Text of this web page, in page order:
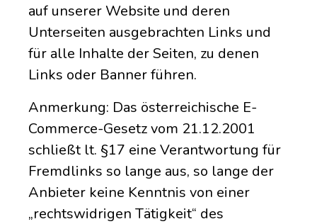
auf unserer Website und deren
Unterseiten ausgebrachten Links und
für alle Inhalte der Seiten, zu denen
Links oder Banner führen.
Anmerkung: Das österreichische E-
Commerce-Gesetz vom 21.12.2001
schließt lt. §17 eine Verantwortung für
Fremdlinks so lange aus, so lange der
Anbieter keine Kenntnis von einer
„rechtswidrigen Tätigkeit“ des